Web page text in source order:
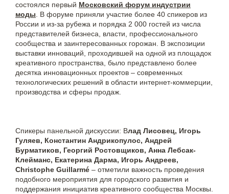
состоялся первый Московский форум индустрии
моды . В форуме приняли участие более 40 спикеров из
России и из-за рубежа и порядка 2 000 гостей из числа
представителей бизнеса, власти, профессионального
сообщества и заинтересованных горожан. В экспозиции
выставки инноваций, проходившей на одной из площадок
креативного пространства, было представлено более
десятка инновационных проектов – современных
технологических решений в области интернет-коммерции,
производства и сферы продаж.
Спикеры панельной дискуссии: Влад Лисовец, Игорь
Гуляев, Константин Андрикопулос, Андрей
Бурматиков, Георгий Ростовщиков, Анна Лебсак-
Клейманс, Екатерина Дарма, Игорь Андреев,
Christophe Guillarmé – отметили важность проведения
подобного мероприятия для городского развития и
поддержания инициатив креативного сообщества Москвы.